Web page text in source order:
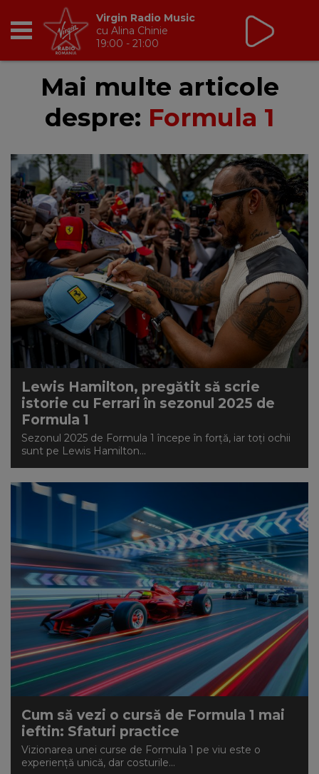
RADIO
BREAKFAST
TIC TALK
CÂȘTIGĂ
HOT 30
DANCEFLOOR CHART
RADIO ACADEMY
NEWS
CONTUL MEU
Virgin Radio Music
cu Alina Chinie
19:00 - 21:00
Mai multe articole
despre: Formula 1
Lewis Hamilton, pregătit să scrie
istorie cu Ferrari în sezonul 2025 de
Formula 1
Sezonul 2025 de Formula 1 începe în forță, iar toți ochii
sunt pe Lewis Hamilton...
Cum să vezi o cursă de Formula 1 mai
ieftin: Sfaturi practice
Vizionarea unei curse de Formula 1 pe viu este o
experiență unică, dar costurile...